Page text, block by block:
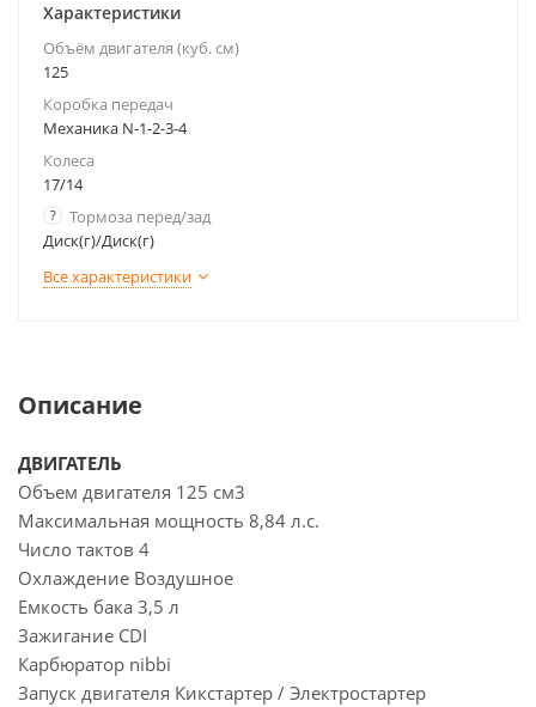
Характеристики
Объём двигателя (куб. см)
125
Коробка передач
Механика N-1-2-3-4
Колеса
17/14
?
Тормоза перед/зад
Диск(г)/Диск(г)
Все характеристики
Описание
ДВИГАТЕЛЬ
Объем двигателя 125 см3
Максимальная мощность 8,84 л.с.
Число тактов 4
Охлаждение Воздушное
Емкость бака 3,5 л
Зажигание CDI
Карбюратор nibbi
Запуск двигателя Кикстартер / Электростартер